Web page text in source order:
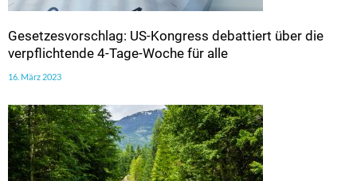
Gesetzesvorschlag: US-Kongress debattiert über die
verpflichtende 4-Tage-Woche für alle
16. März 2023